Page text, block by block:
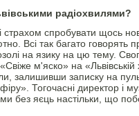
радіохвилями?
страхом спробувати щось
Всі так багато говорять
на язику на цю тему.
м'яско» на
залишивши записку на
Тогочасні директор і
без яєць настільки, що